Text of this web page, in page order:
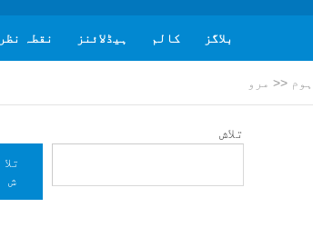
بلاگز کالم ہیڈلائنز نقطہ نظر
ہوم << مرو
تلاش
تلا
ش